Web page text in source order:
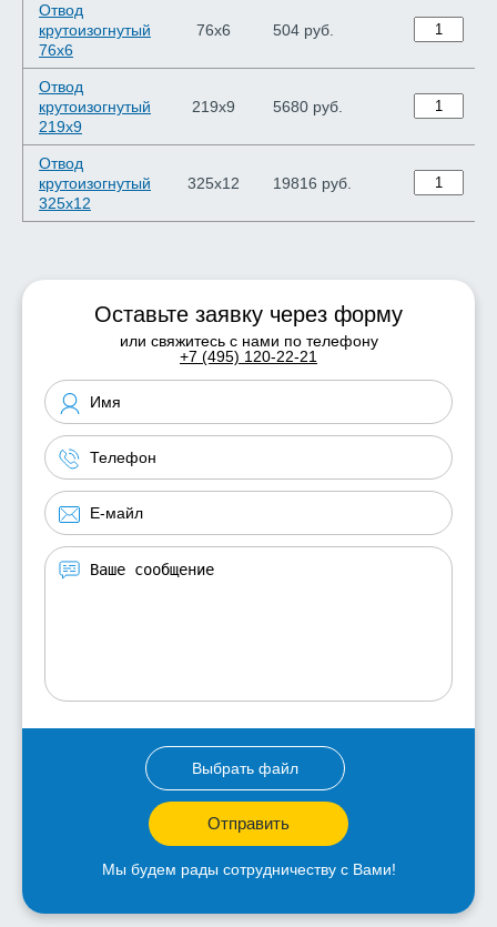
Отвод
крутоизогнутый
76х6
76х6 504 руб.
Отвод
крутоизогнутый
219х9
219х9 5680 руб.
Отвод
крутоизогнутый
325х12
325х12 19816 руб.
Оставьте заявку через форму
или свяжитесь с нами по телефону
+7 (495) 120-22-21
Выбрать файл
Отправить
Мы будем рады сотрудничеству с Вами!